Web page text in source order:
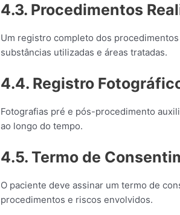
4.3. Procedimentos
Um registro completo dos
substâncias utilizadas e áreas tratadas.
4.4. Registro
Fotografias pré e pós-procedimento
ao longo do tempo.
4.5. Termo de
O paciente deve assinar um termo de
procedimentos e riscos envolvidos.